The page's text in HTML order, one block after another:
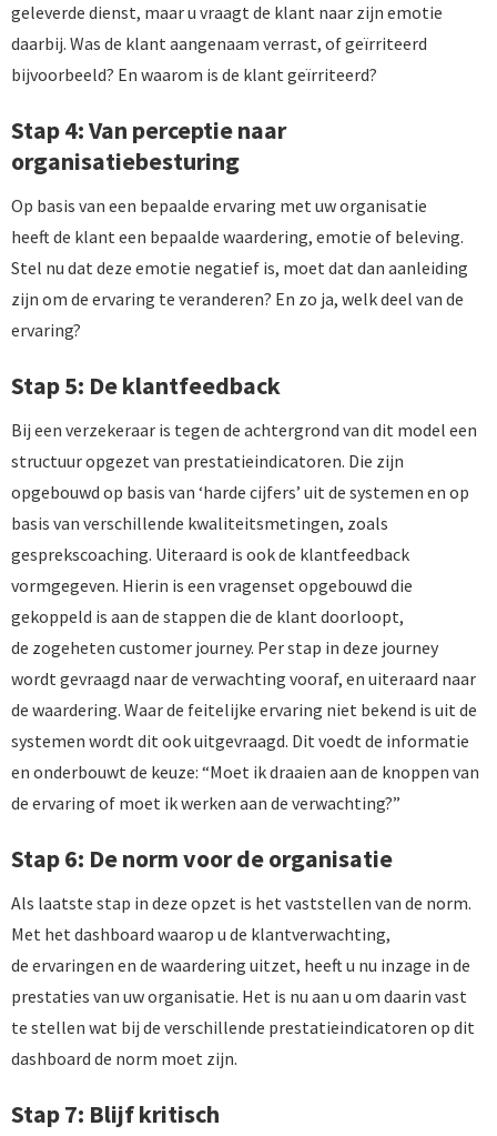
geleverde dienst, maar u vraagt de klant naar zijn emotie
daarbij. Was de klant aangenaam verrast, of geïrriteerd
bijvoorbeeld? En waarom is de klant geïrriteerd?
Stap 4: Van perceptie naar
organisatiebesturing
Op basis van een bepaalde ervaring met uw organisatie
heeft de klant een bepaalde waardering, emotie of beleving.
Stel nu dat deze emotie negatief is, moet dat dan aanleiding
zijn om de ervaring te veranderen? En zo ja, welk deel van de
ervaring?
Stap 5: De klantfeedback
Bij een verzekeraar is tegen de achtergrond van dit model een
structuur opgezet van prestatieindicatoren. Die zijn
opgebouwd op basis van ‘harde cijfers’ uit de systemen en op
basis van verschillende kwaliteitsmetingen, zoals
gesprekscoaching. Uiteraard is ook de klantfeedback
vormgegeven. Hierin is een vragenset opgebouwd die
gekoppeld is aan de stappen die de klant doorloopt,
de zogeheten customer journey. Per stap in deze journey
wordt gevraagd naar de verwachting vooraf, en uiteraard naar
de waardering. Waar de feitelijke ervaring niet bekend is uit de
systemen wordt dit ook uitgevraagd. Dit voedt de informatie
en onderbouwt de keuze: “Moet ik draaien aan de knoppen van
de ervaring of moet ik werken aan de verwachting?”
Stap 6: De norm voor de organisatie
Als laatste stap in deze opzet is het vaststellen van de norm.
Met het dashboard waarop u de klantverwachting,
de ervaringen en de waardering uitzet, heeft u nu inzage in de
prestaties van uw organisatie. Het is nu aan u om daarin vast
te stellen wat bij de verschillende prestatieindicatoren op dit
dashboard de norm moet zijn.
Stap 7: Blijf kritisch